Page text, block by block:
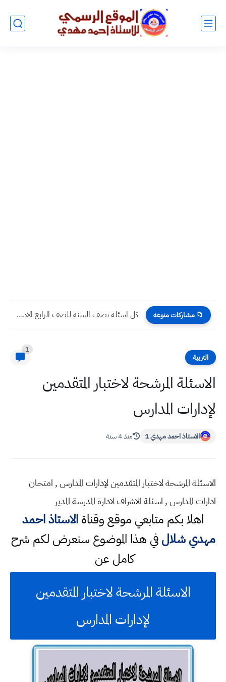
📁 مشاركات منوعه كل اسئلة نصف السنة للصف السادس الابتدائي 2023 مع الحل
التربية
1
الاسئلة المرشحة لاختبار المتقدمين
لإدارات المدارس
الاستاذ احمد مهدي 1 منذ 4 سنة
الاسئلة المرشحة لاختبار المتقدمين لإدارات المدارس , امتحان
ادارات المدارس , اسئلة الاشراف لادارة المدرسة المدير
اهلا بكم متابعي موقع وقناةالاستاذ احمد
مهدي شلالفي هذا الموضوع سنعرض لكم شرح
كامل عن
الاسئلة المرشحة لاختبار المتقدمين
لإدارات المدارس